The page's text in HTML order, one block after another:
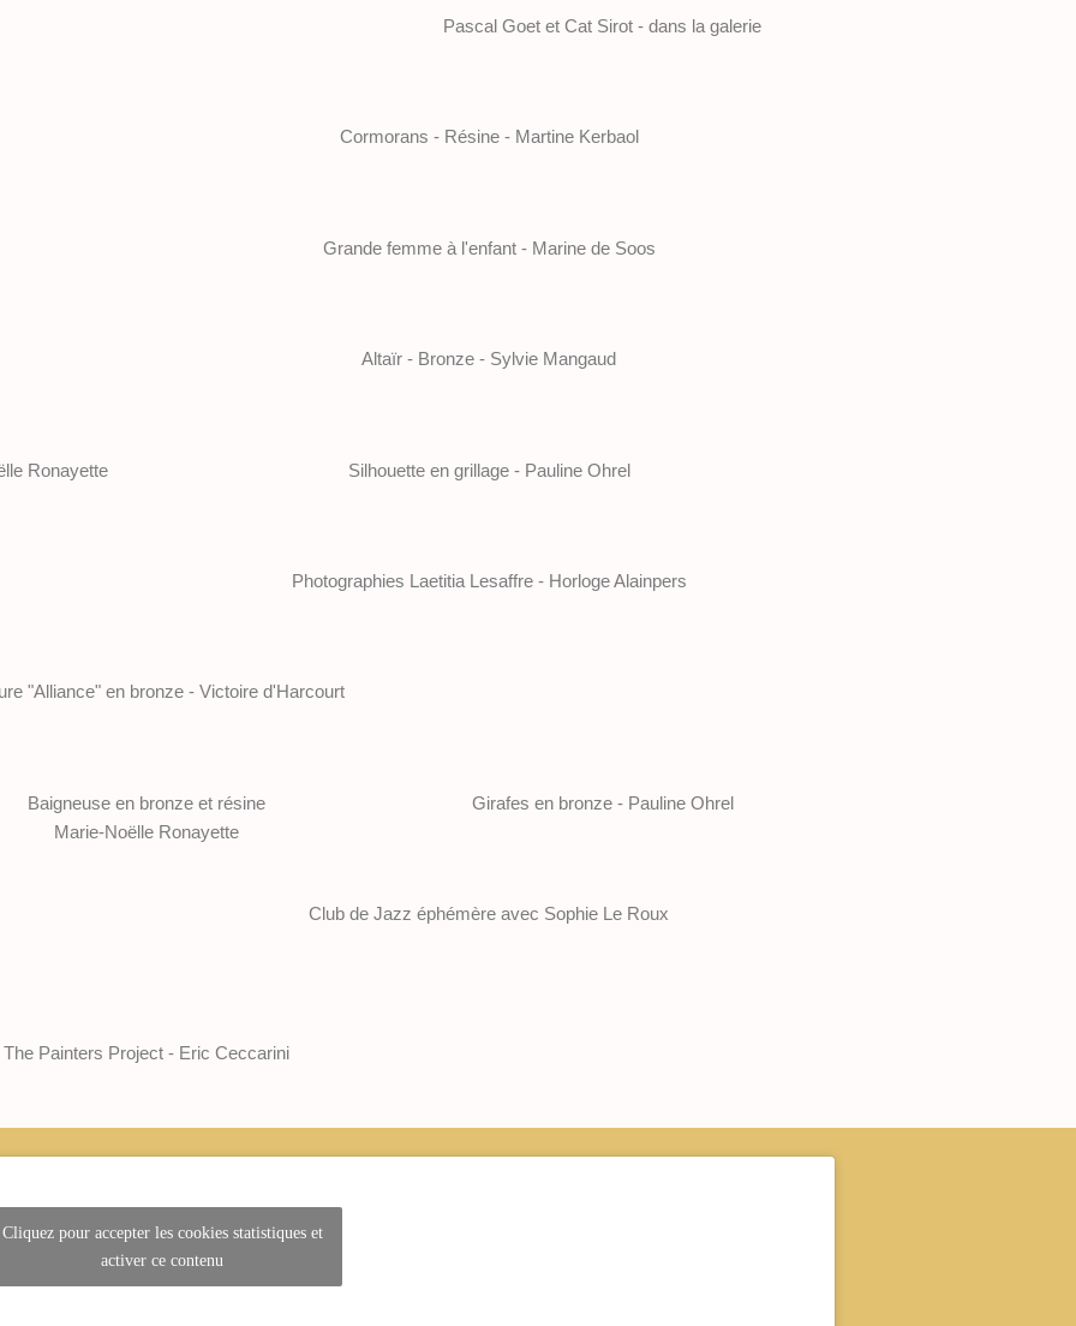
Pascal Goet et Cat Sirot - dans la galerie
Cormorans - Résine - Martine Kerbaol
Grande femme à l'enfant - Marine de Soos
Altaïr - Bronze - Sylvie Mangaud
Ronayette Silhouette en grillage - Pauline Ohrel
Photographies Laetitia Lesaffre - Horloge Alainpers
"Alliance" en bronze - Victoire d'Harcourt
Baigneuse en bronze et résine
Marie-Noëlle Ronayette
Girafes en bronze - Pauline Ohrel
Club de Jazz éphémère avec Sophie Le Roux
The Painters Project - Eric Ceccarini
Cliquez pour accepter les cookies statistiques et
activer ce contenu